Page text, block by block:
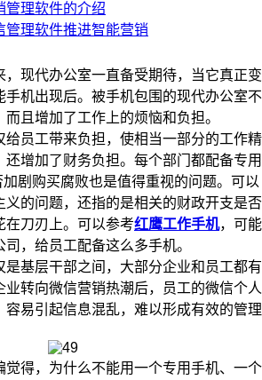
管理软件的介绍
管理软件推进智能营销
现代办公室一直备受期待，当它真正变
手机出现后。被手机包围的现代办公室不
且增加了工作上的烦恼和负担。
员工带来负担，使相当一部分的工作精
还增加了财务负担。每个部门都配备专用
剧购买腐败也是值得重视的问题。可以
义的问题，还指的是相关的财政开支是否
在刀刃上。可以参考红鹰工作手机，可能
，给员工配备这么多手机。
基层干部之间，大部分企业和员工都有
转向微信营销热潮后，员工的微信个人
容易引起信息混乱，难以形成有效的管理
得，为什么不能用一个专用手机、一个